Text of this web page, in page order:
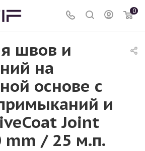
0
швов и
на
основе с
и
Joint
mm / 25 м.п.